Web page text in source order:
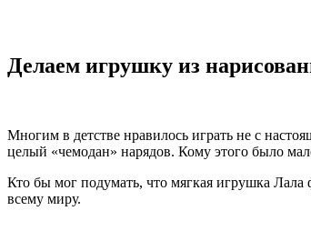
Делаем игрушку из
Многим в детстве нравилось играть не с
целый «чемодан» нарядов. Кому этого было
Кто бы мог подумать, что мягкая игрушка
всему миру.